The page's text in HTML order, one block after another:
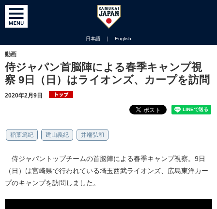
日本語 ｜ English
動画
侍ジャパン首脳陣による春季キャンプ視
察 9日（日）はライオンズ、カープを訪問
2020年2月9日
稲葉篤紀 建山義紀 井端弘和
侍ジャパントップチームの首脳陣による春季キャンプ視察。9日
（日）は宮崎県で行われている埼玉西武ライオンズ、広島東洋カー
プのキャンプを訪問しました。